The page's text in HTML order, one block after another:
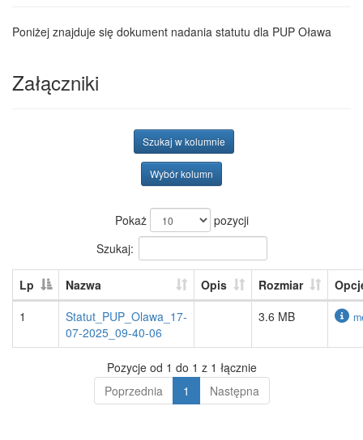
Poniżej znajduje się dokument nadania statutu dla PUP Oława
Załączniki
Szukaj w kolumnie
Wybór kolumn
Pokaż
pozycji
Szukaj:
Lp Nazwa Opis Rozmiar
1
Statut_PUP_Olawa_17-
07-2025_09-40-06
3.6 MB
Pozycje od 1 do 1 z 1 łącznie
Poprzednia
1 Następna